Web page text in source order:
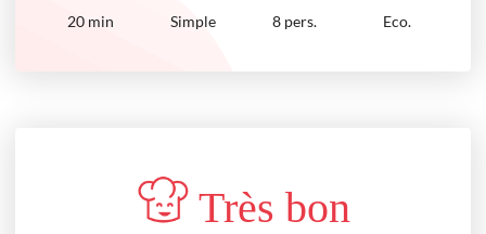
20 min Simple 8 pers. Eco.
Très bon